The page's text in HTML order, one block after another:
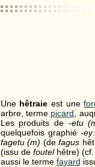
Une hêtraie est une
arbre, terme picard ,
Les produits de -etu
quelquefois graphié -ey
fagetu (m) (defagus
(issu de foutelhêtre) (cf.
aussi le terme fayard